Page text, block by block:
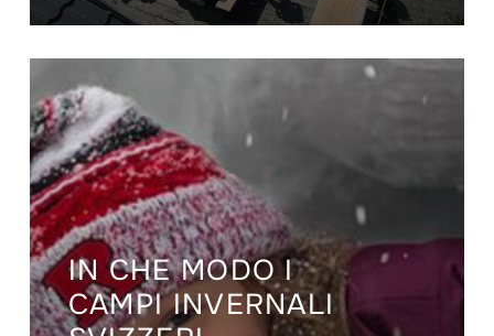
IN CHE MODO I
CAMPI INVERNALI